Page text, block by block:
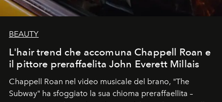
BEAUTY
L'hair trend che accomuna Chappell Roan e
il pittore preraffaelita John Everett Millais
Chappell Roan nel video musicale del brano, "The
Subway" ha sfoggiato la sua chioma preraffaellita –